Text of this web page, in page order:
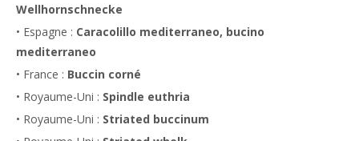
Wellhornschnecke
• Espagne : Caracolillo mediterraneo, bucino
mediterraneo
• France : Buccin corné
• Royaume-Uni : Spindle euthria
• Royaume-Uni : Striated buccinum